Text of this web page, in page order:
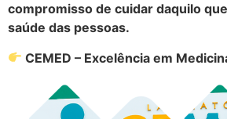
compromisso de cuidar daquilo
saúde das pessoas.
CEMED – Excelência em